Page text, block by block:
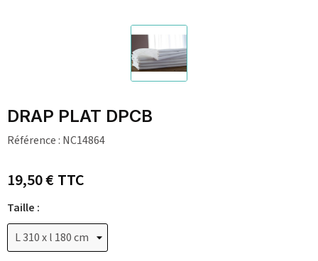
DRAP PLAT DPCB
Référence : NC14864
19,50 €TTC
Taille :